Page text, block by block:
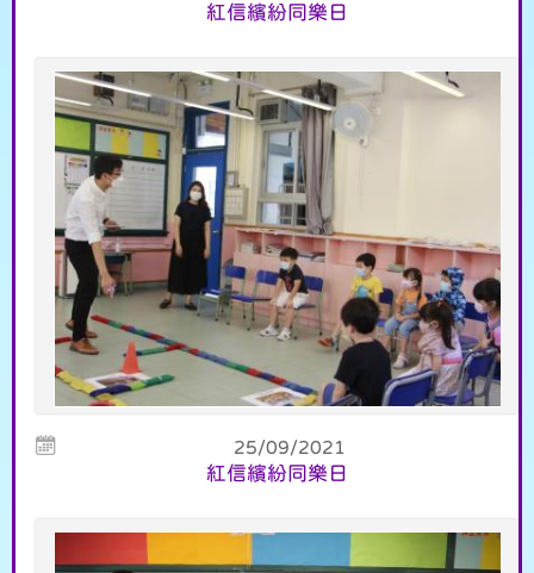
紅信繽紛同樂日
25/09/2021
紅信繽紛同樂日